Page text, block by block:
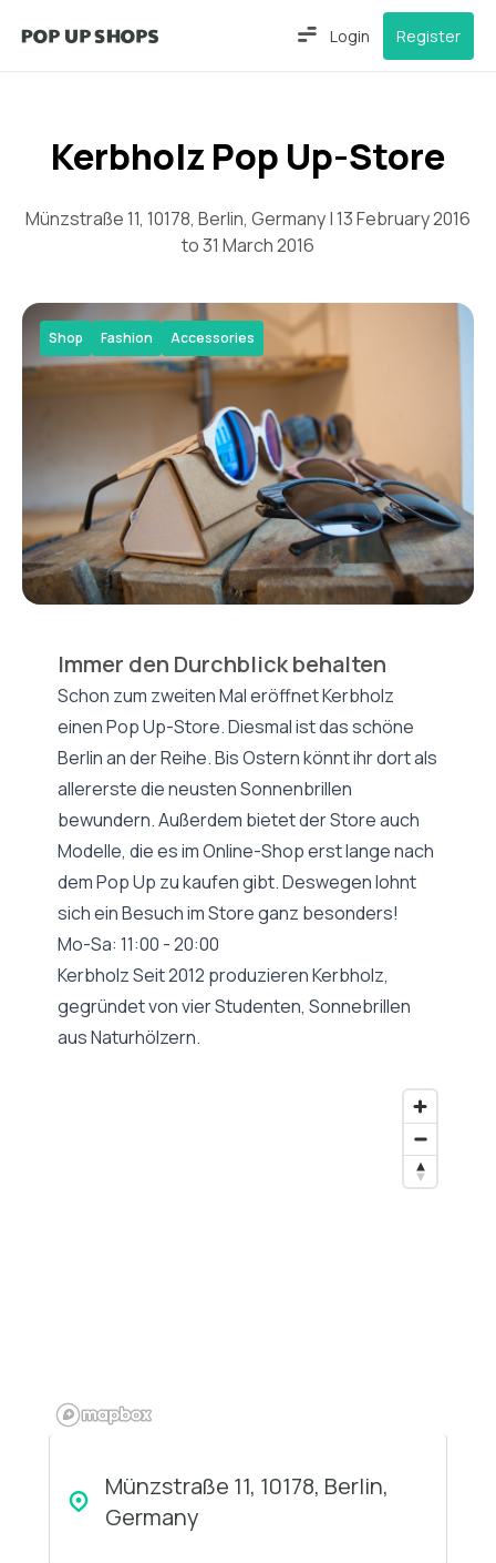
Login Register
Kerbholz Pop Up-Store
Münzstraße 11, 10178, Berlin, Germany | 13 February 2016
to 31 March 2016
Shop Fashion Accessories
Immer den Durchblick behalten
Schon zum zweiten Mal eröffnet Kerbholz
einen Pop Up-Store. Diesmal ist das schöne
Berlin an der Reihe. Bis Ostern könnt ihr dort als
allererste die neusten Sonnenbrillen
bewundern. Außerdem bietet der Store auch
Modelle, die es im Online-Shop erst lange nach
dem Pop Up zu kaufen gibt. Deswegen lohnt
sich ein Besuch im Store ganz besonders!
Mo-Sa: 11:00 - 20:00
Kerbholz Seit 2012 produzieren Kerbholz,
gegründet von vier Studenten, Sonnebrillen
aus Naturhölzern.
Münzstraße 11, 10178, Berlin,
Germany